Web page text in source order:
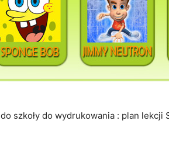
do szkoły do wydrukowania : plan lekcji